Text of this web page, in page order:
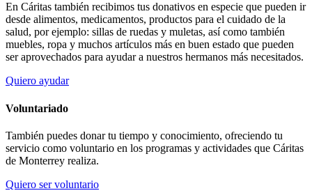
En Cáritas también recibimos tus donativos en especie que pueden ir
desde alimentos, medicamentos, productos para el cuidado de la
salud, por ejemplo: sillas de ruedas y muletas, así como también
muebles, ropa y muchos artículos más en buen estado que pueden
ser aprovechados para ayudar a nuestros hermanos más necesitados.
Quiero ayudar
Voluntariado
También puedes donar tu tiempo y conocimiento, ofreciendo tu
servicio como voluntario en los programas y actividades que Cáritas
de Monterrey realiza.
Quiero ser voluntario